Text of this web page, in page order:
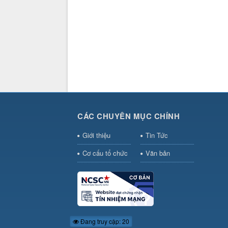
CÁC CHUYÊN MỤC CHÍNH
Giới thiệu
Tin Tức
Cơ cấu tổ chức
Văn bản
Đang truy cập: 20